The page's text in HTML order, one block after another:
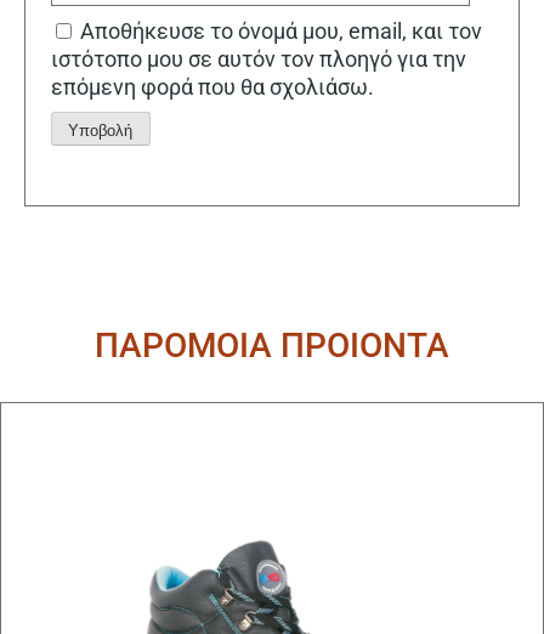
Αποθήκευσε το όνομά μου, email, και τον
ιστότοπο μου σε αυτόν τον πλοηγό για την
επόμενη φορά που θα σχολιάσω.
ΠΑΡΟΜΟΙΑ ΠΡΟΙΟΝΤΑ